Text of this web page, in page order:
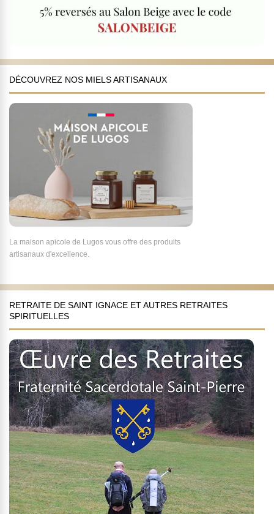
DÉCOUVREZ NOS MIELS ARTISANAUX
La maison apicole de Lugos vous offre des produits
artisanaux d'excellence.
RETRAITE DE SAINT IGNACE ET AUTRES RETRAITES
SPIRITUELLES